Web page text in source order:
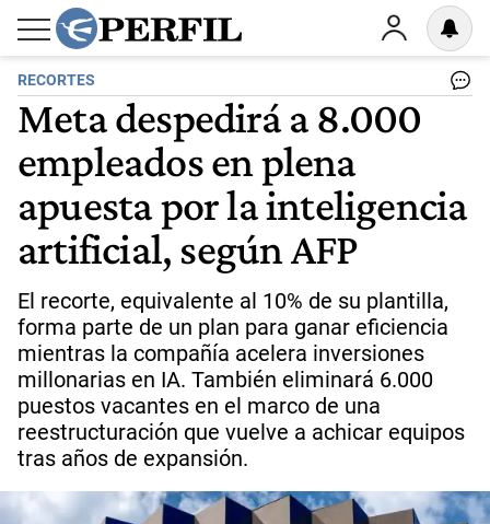
RECORTES
Meta despedirá a 8.000
empleados en plena
apuesta por la inteligencia
artificial, según AFP
El recorte, equivalente al 10% de su plantilla,
forma parte de un plan para ganar eficiencia
mientras la compañía acelera inversiones
millonarias en IA. También eliminará 6.000
puestos vacantes en el marco de una
reestructuración que vuelve a achicar equipos
tras años de expansión.